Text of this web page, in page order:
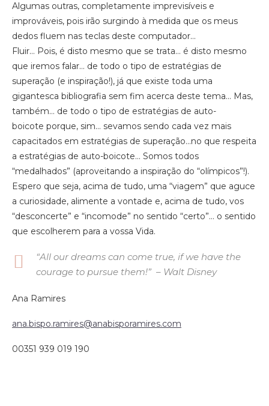
Algumas outras, completamente imprevisíveis e
improváveis, pois irão surgindo à medida que os meus
dedos fluem nas teclas deste computador…
Fluir… Pois, é disto mesmo que se trata… é disto mesmo
que iremos falar… de todo o tipo de estratégias de
superação (e inspiração!), já que existe toda uma
gigantesca bibliografia sem fim acerca deste tema… Mas,
também… de todo o tipo de estratégias de auto-
boicote porque, sim… sevamos sendo cada vez mais
capacitados em estratégias de superação…no que respeita
a estratégias de auto-boicote… Somos todos
“medalhados” (aproveitando a inspiração do “olímpicos”!).
Espero que seja, acima de tudo, uma “viagem” que aguce
a curiosidade, alimente a vontade e, acima de tudo, vos
“desconcerte” e “incomode” no sentido “certo”… o sentido
que escolherem para a vossa Vida.
“All our dreams can come true, if we have the
courage to pursue them!” – Walt Disney
Ana Ramires
ana.bispo.ramires@anabisporamires.com
00351 939 019 190